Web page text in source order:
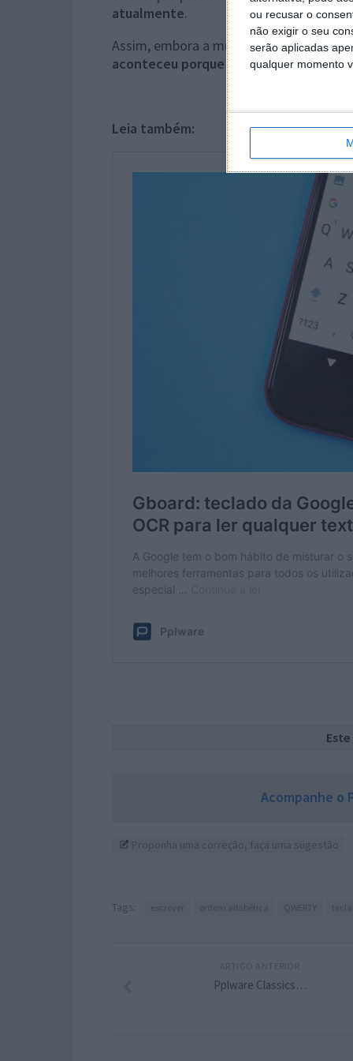
ou recusar o
não exigir o seu
serão aplicadas
qualquer momento
atualmente.
Assim, embora a mudança para um
aconteceu porque era simplesmente
Leia também:
Acompanhe o
Tags:
Pplware Classics…